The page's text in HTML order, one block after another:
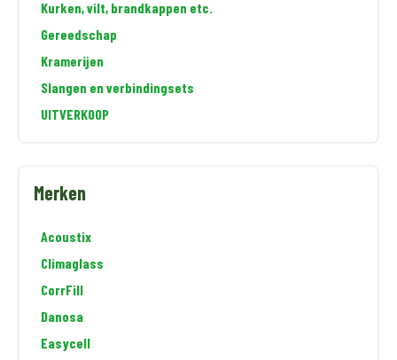
Kurken, vilt, brandkappen etc.
Gereedschap
Kramerijen
Slangen en verbindingsets
UITVERKOOP
Merken
Acoustix
Climaglass
CorrFill
Danosa
Easycell